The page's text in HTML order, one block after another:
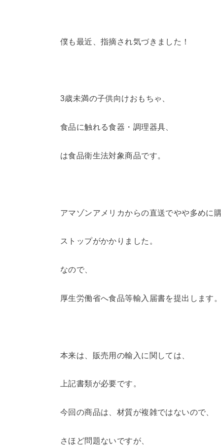
僕も最近、指摘され気づきました！
3歳未満の子供向けおもちゃ、
食品に触れる食器・調理器具、
は食品衛生法対象商品です。
アマゾンアメリカからの直送でやや多めに
ストップがかかりました。
なので、
厚生労働省へ食品等輸入届書を提出します。
本来は、販売用の輸入に関しては、
上記書類が必要です。
今回の商品は、材質が複雑ではないので、
さほど問題ないですが、